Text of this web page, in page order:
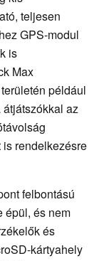
teljesen
GPS-modul
is
Max
például
az
rendelkezésre
felbontású
épül, és nem
és
kártyahely